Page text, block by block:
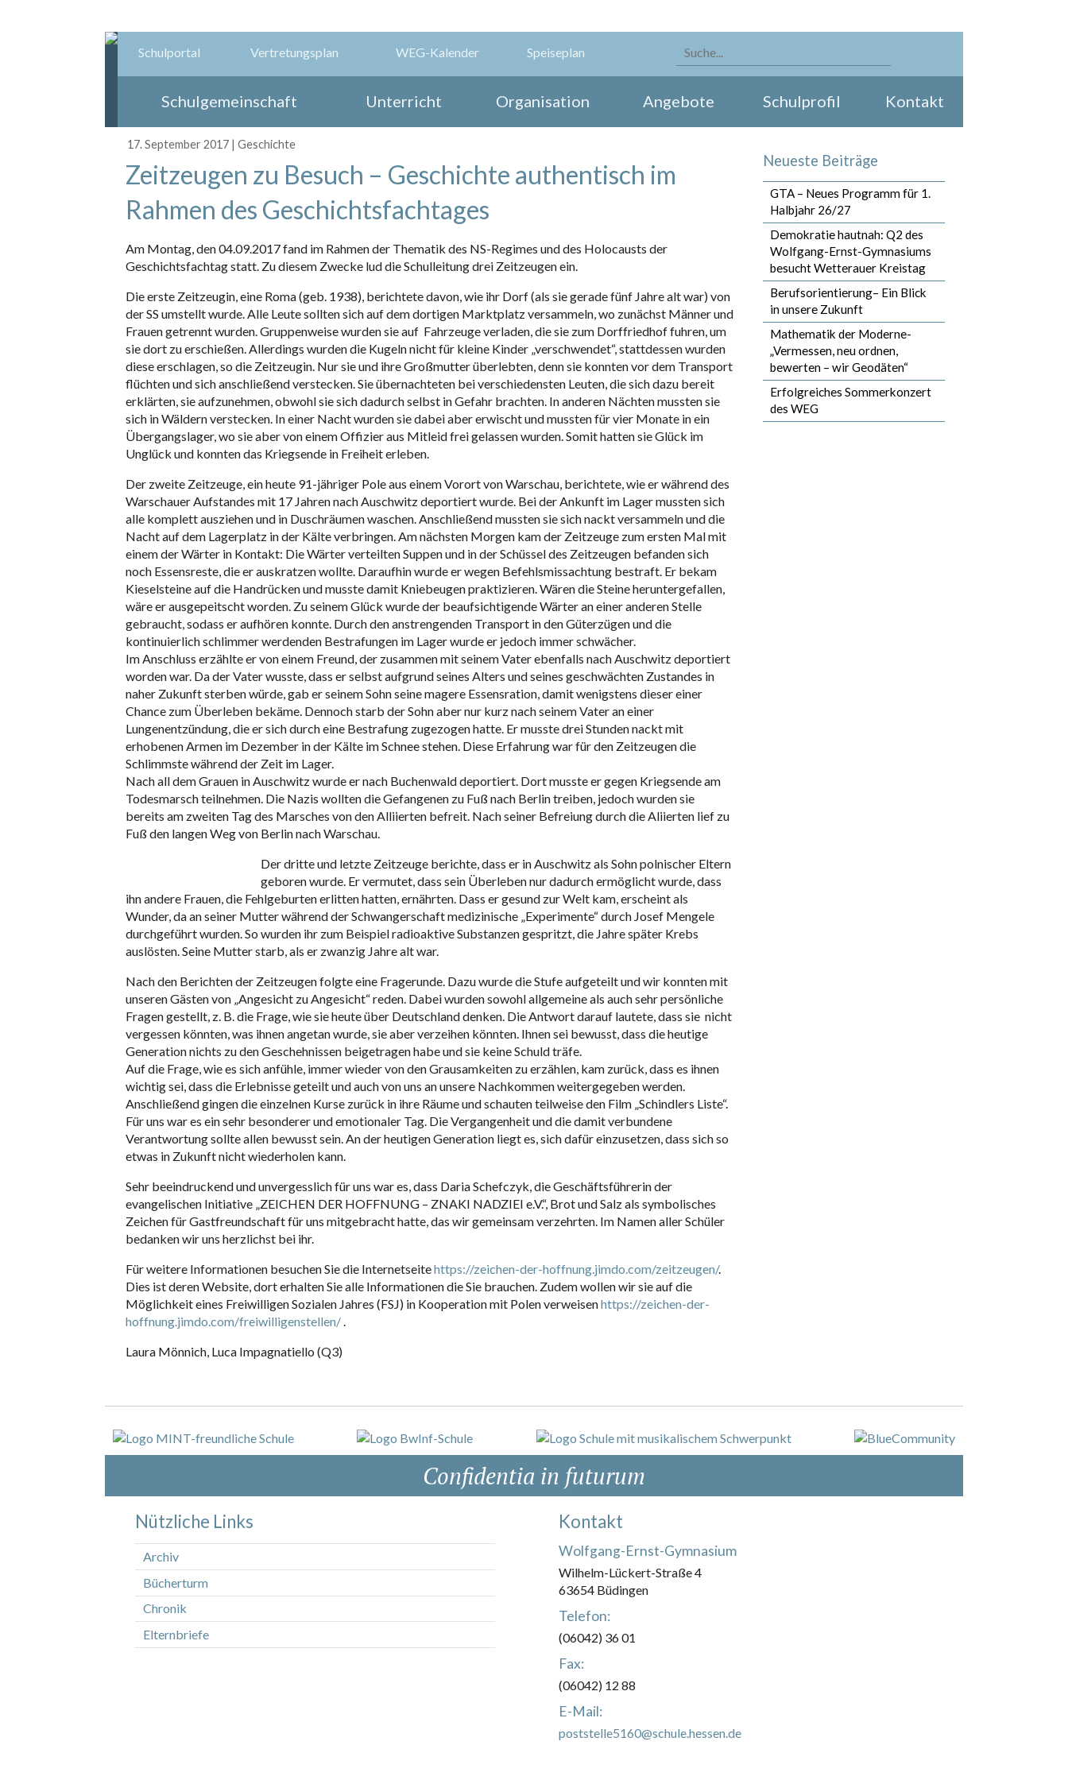
Schulportal Vertretungsplan WEG-Kalender Speiseplan
Schulgemeinschaft Unterricht Organisation Angebote Schulprofil Kontakt
17. September 2017 |Geschichte
Zeitzeugen zu Besuch – Geschichte authentisch im
Rahmen des Geschichtsfachtages
Am Montag, den 04.09.2017 fand im Rahmen der Thematik des NS-Regimes und des Holocausts der
Geschichtsfachtag statt. Zu diesem Zwecke lud die Schulleitung drei Zeitzeugen ein.
Die erste Zeitzeugin, eine Roma (geb. 1938), berichtete davon, wie ihr Dorf (als sie gerade fünf Jahre alt war) von
der SS umstellt wurde. Alle Leute sollten sich auf dem dortigen Marktplatz versammeln, wo zunächst Männer und
Frauen getrennt wurden. Gruppenweise wurden sie auf Fahrzeuge verladen, die sie zum Dorffriedhof fuhren, um
sie dort zu erschießen. Allerdings wurden die Kugeln nicht für kleine Kinder „verschwendet“, stattdessen wurden
diese erschlagen, so die Zeitzeugin. Nur sie und ihre Großmutter überlebten, denn sie konnten vor dem Transport
flüchten und sich anschließend verstecken. Sie übernachteten bei verschiedensten Leuten, die sich dazu bereit
erklärten, sie aufzunehmen, obwohl sie sich dadurch selbst in Gefahr brachten. In anderen Nächten mussten sie
sich in Wäldern verstecken. In einer Nacht wurden sie dabei aber erwischt und mussten für vier Monate in ein
Übergangslager, wo sie aber von einem Offizier aus Mitleid frei gelassen wurden. Somit hatten sie Glück im
Unglück und konnten das Kriegsende in Freiheit erleben.
Der zweite Zeitzeuge, ein heute 91-jähriger Pole aus einem Vorort von Warschau, berichtete, wie er während des
Warschauer Aufstandes mit 17 Jahren nach Auschwitz deportiert wurde. Bei der Ankunft im Lager mussten sich
alle komplett ausziehen und in Duschräumen waschen. Anschließend mussten sie sich nackt versammeln und die
Nacht auf dem Lagerplatz in der Kälte verbringen. Am nächsten Morgen kam der Zeitzeuge zum ersten Mal mit
einem der Wärter in Kontakt: Die Wärter verteilten Suppen und in der Schüssel des Zeitzeugen befanden sich
noch Essensreste, die er auskratzen wollte. Daraufhin wurde er wegen Befehlsmissachtung bestraft. Er bekam
Kieselsteine auf die Handrücken und musste damit Kniebeugen praktizieren. Wären die Steine heruntergefallen,
wäre er ausgepeitscht worden. Zu seinem Glück wurde der beaufsichtigende Wärter an einer anderen Stelle
gebraucht, sodass er aufhören konnte. Durch den anstrengenden Transport in den Güterzügen und die
kontinuierlich schlimmer werdenden Bestrafungen im Lager wurde er jedoch immer schwächer.
Im Anschluss erzählte er von einem Freund, der zusammen mit seinem Vater ebenfalls nach Auschwitz deportiert
worden war. Da der Vater wusste, dass er selbst aufgrund seines Alters und seines geschwächten Zustandes in
naher Zukunft sterben würde, gab er seinem Sohn seine magere Essensration, damit wenigstens dieser einer
Chance zum Überleben bekäme. Dennoch starb der Sohn aber nur kurz nach seinem Vater an einer
Lungenentzündung, die er sich durch eine Bestrafung zugezogen hatte. Er musste drei Stunden nackt mit
erhobenen Armen im Dezember in der Kälte im Schnee stehen. Diese Erfahrung war für den Zeitzeugen die
Schlimmste während der Zeit im Lager.
Nach all dem Grauen in Auschwitz wurde er nach Buchenwald deportiert. Dort musste er gegen Kriegsende am
Todesmarsch teilnehmen. Die Nazis wollten die Gefangenen zu Fuß nach Berlin treiben, jedoch wurden sie
bereits am zweiten Tag des Marsches von den Alliierten befreit. Nach seiner Befreiung durch die Aliierten lief zu
Fuß den langen Weg von Berlin nach Warschau.
Der dritte und letzte Zeitzeuge berichte, dass er in Auschwitz als Sohn polnischer Eltern
geboren wurde. Er vermutet, dass sein Überleben nur dadurch ermöglicht wurde, dass
ihn andere Frauen, die Fehlgeburten erlitten hatten, ernährten. Dass er gesund zur Welt kam, erscheint als
Wunder, da an seiner Mutter während der Schwangerschaft medizinische „Experimente“ durch Josef Mengele
durchgeführt wurden. So wurden ihr zum Beispiel radioaktive Substanzen gespritzt, die Jahre später Krebs
auslösten. Seine Mutter starb, als er zwanzig Jahre alt war.
Nach den Berichten der Zeitzeugen folgte eine Fragerunde. Dazu wurde die Stufe aufgeteilt und wir konnten mit
unseren Gästen von „Angesicht zu Angesicht“ reden. Dabei wurden sowohl allgemeine als auch sehr persönliche
Fragen gestellt, z. B. die Frage, wie sie heute über Deutschland denken. Die Antwort darauf lautete, dass sie nicht
vergessen könnten, was ihnen angetan wurde, sie aber verzeihen könnten. Ihnen sei bewusst, dass die heutige
Generation nichts zu den Geschehnissen beigetragen habe und sie keine Schuld träfe.
Auf die Frage, wie es sich anfühle, immer wieder von den Grausamkeiten zu erzählen, kam zurück, dass es ihnen
wichtig sei, dass die Erlebnisse geteilt und auch von uns an unsere Nachkommen weitergegeben werden.
Anschließend gingen die einzelnen Kurse zurück in ihre Räume und schauten teilweise den Film „Schindlers Liste“.
Für uns war es ein sehr besonderer und emotionaler Tag. Die Vergangenheit und die damit verbundene
Verantwortung sollte allen bewusst sein. An der heutigen Generation liegt es, sich dafür einzusetzen, dass sich so
etwas in Zukunft nicht wiederholen kann.
Sehr beeindruckend und unvergesslich für uns war es, dass Daria Schefczyk, die Geschäftsführerin der
evangelischen Initiative „ZEICHEN DER HOFFNUNG – ZNAKI NADZIEI e.V.“, Brot und Salz als symbolisches
Zeichen für Gastfreundschaft für uns mitgebracht hatte, das wir gemeinsam verzehrten. Im Namen aller Schüler
bedanken wir uns herzlichst bei ihr.
Für weitere Informationen besuchen Sie die Internetseitehttps://zeichen-der-hoffnung.jimdo.com/zeitzeugen/.
Dies ist deren Website, dort erhalten Sie alle Informationen die Sie brauchen. Zudem wollen wir sie auf die
Möglichkeit eines Freiwilligen Sozialen Jahres (FSJ) in Kooperation mit Polen verweisenhttps://zeichen-der-
hoffnung.jimdo.com/freiwilligenstellen/.
Laura Mönnich, Luca Impagnatiello (Q3)
Neueste Beiträge
GTA – Neues Programm für 1.
Halbjahr 26/27
Demokratie hautnah: Q2 des
Wolfgang-Ernst-Gymnasiums
besucht Wetterauer Kreistag
Berufsorientierung– Ein Blick
in unsere Zukunft
Mathematik der Moderne-
„Vermessen, neu ordnen,
bewerten – wir Geodäten“
Erfolgreiches Sommerkonzert
des WEG
Confidentia in futurum
Nützliche Links
Archiv
Bücherturm
Chronik
Elternbriefe
Kontakt
Wolfgang-Ernst-Gymnasium
Wilhelm-Lückert-Straße 4
63654 Büdingen
Telefon:
(06042) 36 01
Fax:
(06042) 12 88
E-Mail:
poststelle5160@schule.hessen.de